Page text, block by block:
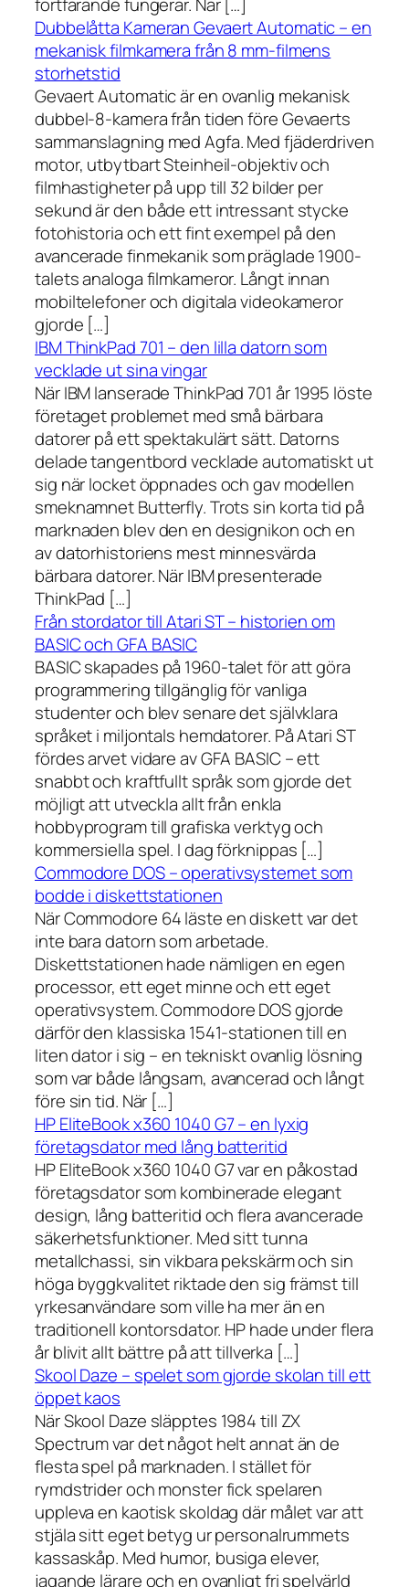
fortfarande fungerar. När […]
Dubbelåtta Kameran Gevaert Automatic – en
mekanisk filmkamera från 8 mm-filmens
storhetstid
Gevaert Automatic är en ovanlig mekanisk
dubbel-8-kamera från tiden före Gevaerts
sammanslagning med Agfa. Med fjäderdriven
motor, utbytbart Steinheil-objektiv och
filmhastigheter på upp till 32 bilder per
sekund är den både ett intressant stycke
fotohistoria och ett fint exempel på den
avancerade finmekanik som präglade 1900-
talets analoga filmkameror. Långt innan
mobiltelefoner och digitala videokameror
gjorde […]
IBM ThinkPad 701 – den lilla datorn som
vecklade ut sina vingar
När IBM lanserade ThinkPad 701 år 1995 löste
företaget problemet med små bärbara
datorer på ett spektakulärt sätt. Datorns
delade tangentbord vecklade automatiskt ut
sig när locket öppnades och gav modellen
smeknamnet Butterfly. Trots sin korta tid på
marknaden blev den en designikon och en
av datorhistoriens mest minnesvärda
bärbara datorer. När IBM presenterade
ThinkPad […]
Från stordator till Atari ST – historien om
BASIC och GFA BASIC
BASIC skapades på 1960-talet för att göra
programmering tillgänglig för vanliga
studenter och blev senare det självklara
språket i miljontals hemdatorer. På Atari ST
fördes arvet vidare av GFA BASIC – ett
snabbt och kraftfullt språk som gjorde det
möjligt att utveckla allt från enkla
hobbyprogram till grafiska verktyg och
kommersiella spel. I dag förknippas […]
Commodore DOS – operativsystemet som
bodde i diskettstationen
När Commodore 64 läste en diskett var det
inte bara datorn som arbetade.
Diskettstationen hade nämligen en egen
processor, ett eget minne och ett eget
operativsystem. Commodore DOS gjorde
därför den klassiska 1541-stationen till en
liten dator i sig – en tekniskt ovanlig lösning
som var både långsam, avancerad och långt
före sin tid. När […]
HP EliteBook x360 1040 G7 – en lyxig
företagsdator med lång batteritid
HP EliteBook x360 1040 G7 var en påkostad
företagsdator som kombinerade elegant
design, lång batteritid och flera avancerade
säkerhetsfunktioner. Med sitt tunna
metallchassi, sin vikbara pekskärm och sin
höga byggkvalitet riktade den sig främst till
yrkesanvändare som ville ha mer än en
traditionell kontorsdator. HP hade under flera
år blivit allt bättre på att tillverka […]
Skool Daze – spelet som gjorde skolan till ett
öppet kaos
När Skool Daze släpptes 1984 till ZX
Spectrum var det något helt annat än de
flesta spel på marknaden. I stället för
rymdstrider och monster fick spelaren
uppleva en kaotisk skoldag där målet var att
stjäla sitt eget betyg ur personalrummets
kassaskåp. Med humor, busiga elever,
jagande lärare och en ovanligt fri spelvärld